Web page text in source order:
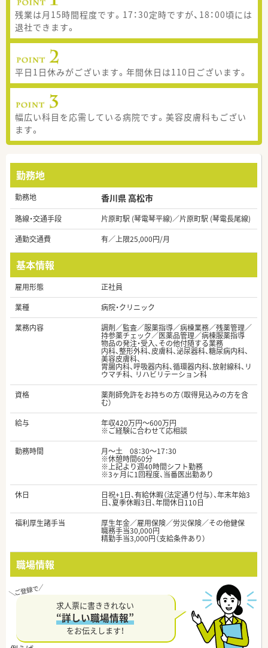
残業は月15時間程度です。17：30定時ですが、18：00頃には
退社できます。
平日1日休みがございます。年間休日は110日ございます。
幅広い科目を応需している病院です。美容皮膚科もござい
ます。
勤務地
勤務地 香川県 高松市
路線・交通手段
片原町駅 (琴電琴平線)／片原町駅 (琴電長尾線)
通勤交通費
有／上限25,000円/月
基本情報
雇用形態
正社員
業種
病院・クリニック
業務内容
調剤／監査／服薬指導／病棟業務／残薬管理／
持参薬チェック／医薬品管理／病棟服薬指導
物品の発注・受入、その他付随する業務
内科、整形外科、皮膚科、泌尿器科、糖尿病内科、
美容皮膚科、
胃腸内科、呼吸器内科、循環器内科、放射線科、リ
ウマチ科、 リハビリテーション科
資格
薬剤師免許をお持ちの方（取得見込みの方を含
む）
給与
年収420万円～600万円
※ご経験に合わせて応相談
勤務時間
月～土 08：30～17：30
※休憩時間60分
※上記より週40時間シフト勤務
※3ヶ月に1回程度、当番医出勤あり
休日
日祝+1日、有給休暇（法定通り付与）、年末年始3
日、夏季休暇3日、年間休日110日
福利厚生諸手当
厚生年金／雇用保険／労災保険／その他健保
職務手当30,000円
精勤手当3,000円（支給条件あり）
職場情報
求人票に書ききれない
“詳しい職場情報”
をお伝えします！